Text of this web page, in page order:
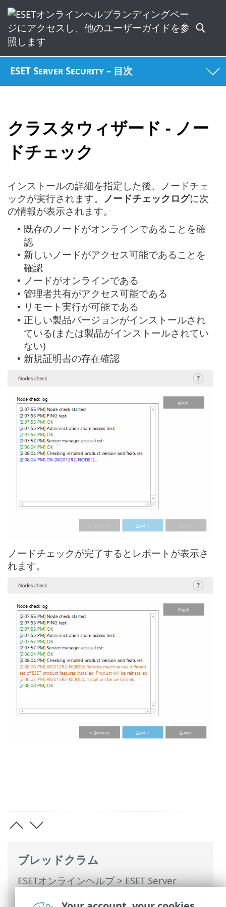
ESET Server Security – 目次
クラスタウィザード - ノー
ドチェック
ブレッドクラム
ESETオンラインヘルプ>ESET Server
インストールの詳細を指定した後、ノードチェ
ックが実行されます。 ノードチェックログに次
の情報が表示されます。
• 既存のノードがオンラインであることを確
認
• 新しいノードがアクセス可能であることを
確認
• ノードがオンラインである
• 管理者共有がアクセス可能である
• リモート実行が可能である
• 正しい製品バージョンがインストールされ
ている(または製品がインストールされてい
ない)
• 新規証明書の存在確認
ノードチェックが完了するとレポートが表示さ
れます。